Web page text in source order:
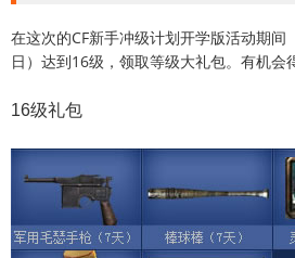
在这次的CF新手冲级计划开学版活动期
日）达到16级，领取等级大礼包。有机会
16级礼包